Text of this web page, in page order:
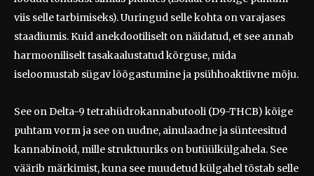
viis selle tarbimiseks). Uuringud selle kohta on varajases
staadiumis. Kuid anekdootiliselt on näidatud, et see annab
harmooniliselt tasakaalustatud kõrguse, mida
iseloomustab sügav lõõgastumine ja psühhoaktiivne mõju.
See on Delta-9 tetrahüdrokannabutooli (D9-THCB) kõige
puhtam vorm ja see on uudne, ainulaadne ja sünteesitud
kannabinoid, mille struktuuriks on butüülkülgahela. See
väärib märkimist, kuna see muudetud külgahel tõstab selle